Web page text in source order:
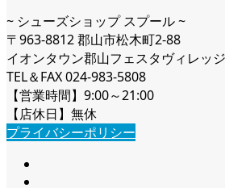
~ シューズショップ スプール ~
〒963-8812 郡山市松木町2-88
イオンタウン郡山フェスタヴィレッ
TEL＆FAX 024-983-5808
【営業時間】9:00～21:00
【店休日】無休
プライバシーポリシー